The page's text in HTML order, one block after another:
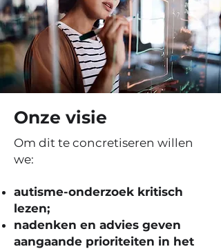
Onze visie
Om dit te concretiseren willen
we:
autisme-onderzoek kritisch
lezen;
nadenken en advies geven
aangaande prioriteiten in het